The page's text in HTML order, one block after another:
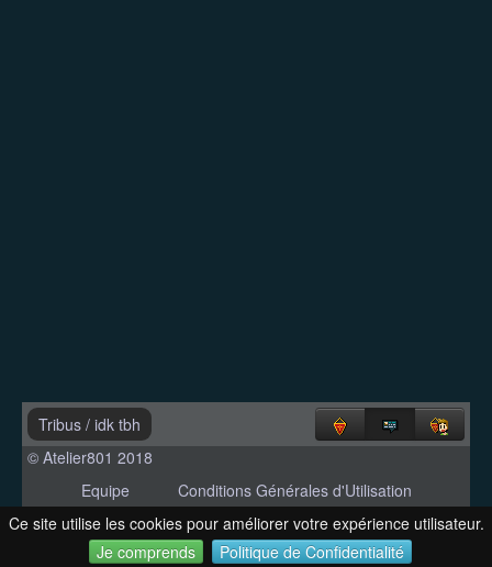
Ce site utilise les cookies pour améliorer votre expérience utilisateur.
Je comprends
Politique de Confidentialité
Tribus / idk tbh
© Atelier801 2018
Equipe
Conditions Générales d'Utilisation
Politique de Confidentialité
Contact
Version 1.27